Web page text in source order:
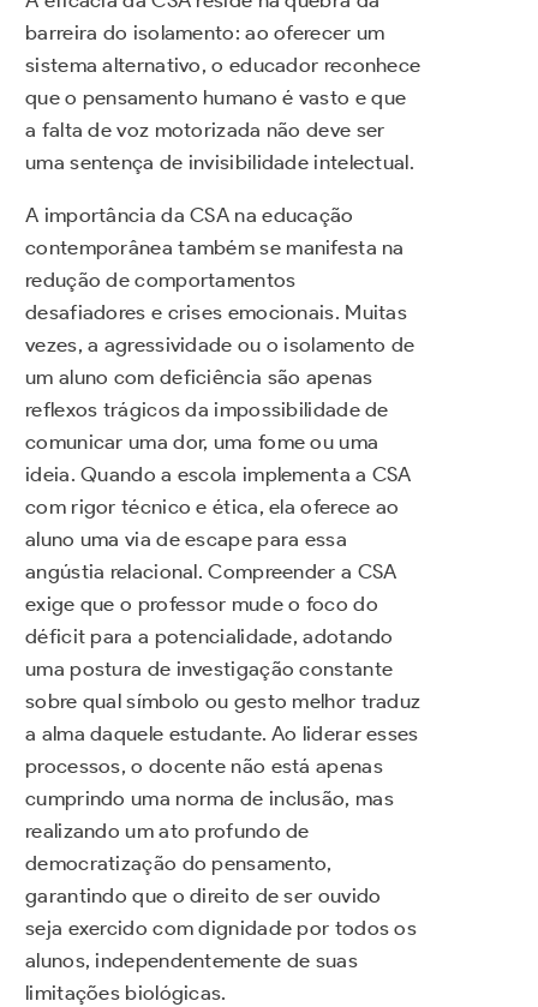
barreira do isolamento: ao oferecer um
sistema alternativo, o educador reconhece
que o pensamento humano é vasto e que
a falta de voz motorizada não deve ser
uma sentença de invisibilidade intelectual.
A importância da CSA na educação
contemporânea também se manifesta na
redução de comportamentos
desafiadores e crises emocionais. Muitas
vezes, a agressividade ou o isolamento de
um aluno com deficiência são apenas
reflexos trágicos da impossibilidade de
comunicar uma dor, uma fome ou uma
ideia. Quando a escola implementa a CSA
com rigor técnico e ética, ela oferece ao
aluno uma via de escape para essa
angústia relacional. Compreender a CSA
exige que o professor mude o foco do
déficit para a potencialidade, adotando
uma postura de investigação constante
sobre qual símbolo ou gesto melhor traduz
a alma daquele estudante. Ao liderar esses
processos, o docente não está apenas
cumprindo uma norma de inclusão, mas
realizando um ato profundo de
democratização do pensamento,
garantindo que o direito de ser ouvido
seja exercido com dignidade por todos os
alunos, independentemente de suas
limitações biológicas.